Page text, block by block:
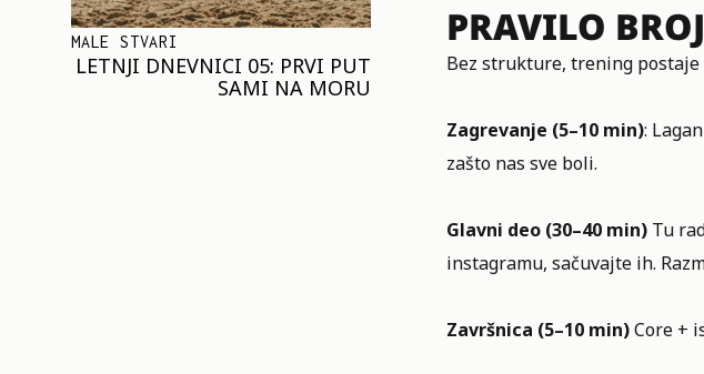
MALE STVARI
LETNJI DNEVNICI 05: PRVI PUT
SAMI NA MORU
PRAVILO
Bez strukture, trening
Zagrevanje (5–10 min):
zašto nas sve boli.
Glavni deo (30–40 min)Tu
instagramu, sačuvajte ih.
Završnica (5–10 min)Core +